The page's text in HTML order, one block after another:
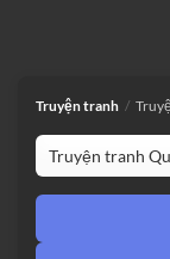
Truyện tranh /